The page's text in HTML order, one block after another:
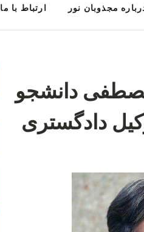
مجذوبان نور ارتباط با ما
دانشجو
دادگستری